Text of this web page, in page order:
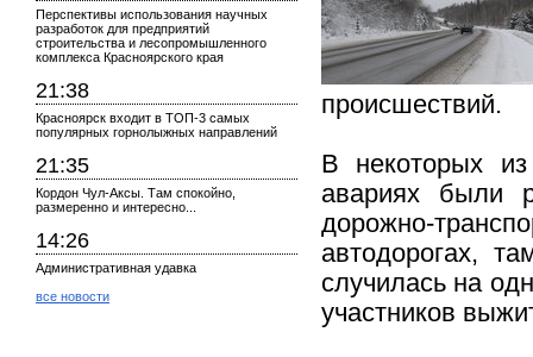
Перспективы использования научных
разработок для предприятий
строительства и лесопромышленного
комплекса Красноярского края
21:38
Красноярск входит в ТОП-3 самых
популярных горнолыжных направлений
21:35
Кордон Чул-Аксы. Там спокойно,
размеренно и интересно...
14:26
Административная удавка
все новости
происшествий.
В некоторых
авариях были
дорожно-
автодорогах,
случилась на
участников